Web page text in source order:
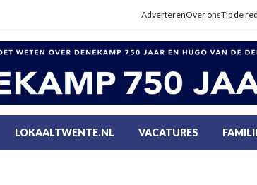
AdverterenOver onsTip de
LOKAALTWENTE.NL VACATURES